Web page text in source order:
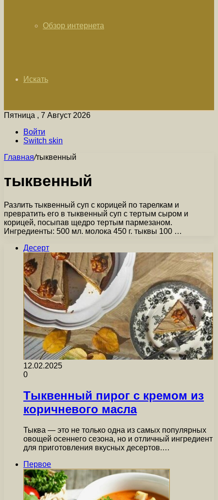
Обзор интернета
Искать
Пятница , 7 Август 2026
Войти
Switch skin
Главная/тыквенный
тыквенный
Разлить тыквенный суп с корицей по тарелкам и
превратить его в тыквенный суп с тертым сыром и
корицей, посыпав щедро тертым пармезаном.
Ингредиенты: 500 мл. молока 450 г. тыквы 100 …
Десерт
12.02.2025
0
Тыквенный пирог с кремом из
коричневого масла
Тыква — это не только одна из самых популярных
овощей осеннего сезона, но и отличный ингредиент
для приготовления вкусных десертов.…
Первое